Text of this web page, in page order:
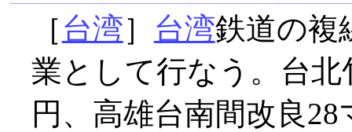
［台湾］ 台湾鉄道の複
業として行なう。台北
円、高雄台南間改良